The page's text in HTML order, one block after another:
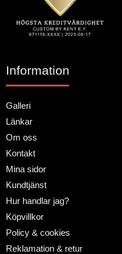
Information
Galleri
Länkar
Om oss
Kontakt
Mina sidor
Kundtjänst
Hur handlar jag?
Köpvillkor
Policy & cookies
Reklamation & retur